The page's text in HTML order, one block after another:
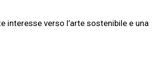
verso l’arte sostenibile e una